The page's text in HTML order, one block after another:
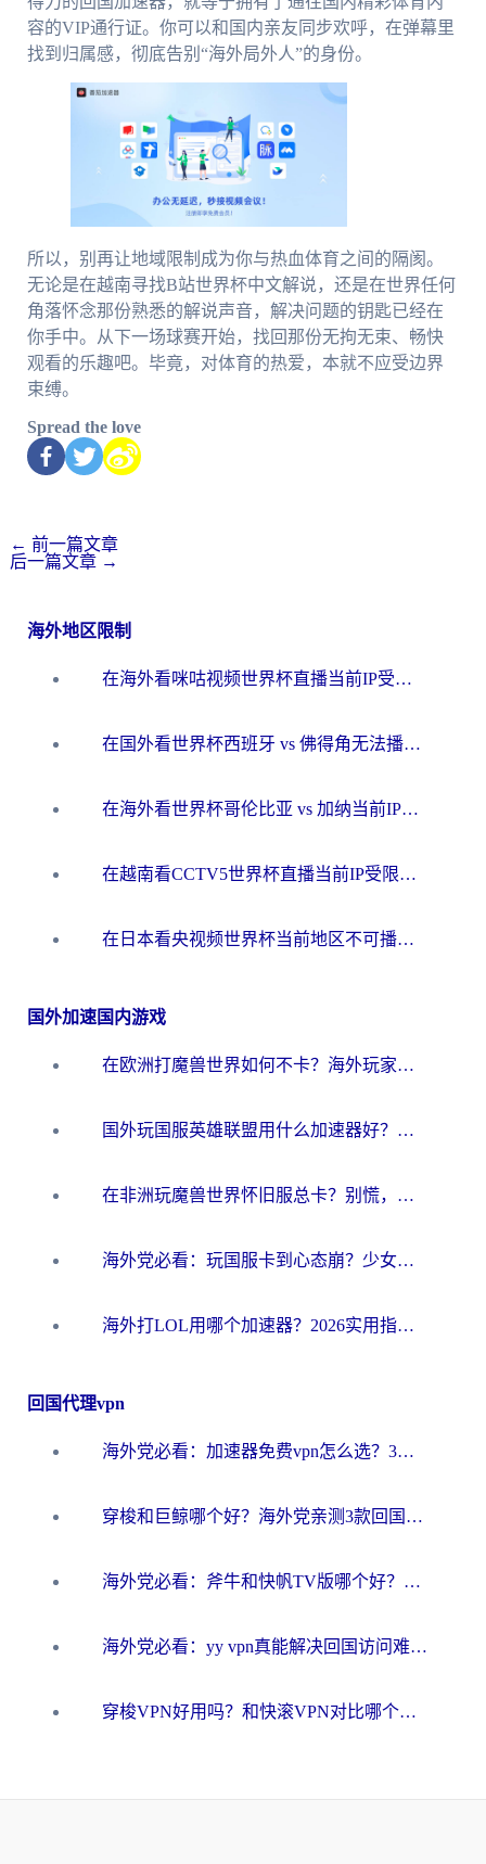
容的VIP通行证。你可以和国内亲友同步欢呼，在弹幕里
找到归属感，彻底告别“海外局外人”的身份。
所以，别再让地域限制成为你与热血体育之间的隔阂。
无论是在越南寻找B站世界杯中文解说，还是在世界任何
角落怀念那份熟悉的解说声音，解决问题的钥匙已经在
你手中。从下一场球赛开始，找回那份无拘无束、畅快
观看的乐趣吧。毕竟，对体育的热爱，本就不应受边界
束缚。
Spread the love
← 前一篇文章
后一篇文章 →
海外地区限制
在海外看咪咕视频世界杯直播当前IP受限制？这篇指南帮你搞定所有体育赛事观看难题
在国外看世界杯西班牙 vs 佛得角无法播放？这篇指南帮你解锁所有中文体育直播
在海外看世界杯哥伦比亚 vs 加纳当前IP受限制？这篇指南帮你流畅看中文解说赛事
在越南看CCTV5世界杯直播当前IP受限制？海外党体育观赛终极指南来了
在日本看央视频世界杯当前地区不可播放？海外党体育观赛终极指南
国外加速国内游戏
在欧洲打魔兽世界如何不卡？海外玩家的国服游戏加速终极攻略
国外玩国服英雄联盟用什么加速器好？海外党亲测有效的国服游戏加速指南
在非洲玩魔兽世界怀旧服总卡？别慌，这份指南帮你丝滑开荒
海外党必看：玩国服卡到心态崩？少女前线云图计划加速器免费推荐+碧蓝航线足球世界流畅攻略
海外打LOL用哪个加速器？2026实用指南：从延迟到设备适配，一篇解决你的国服游戏痛点
回国代理vpn
海外党必看：加速器免费vpn怎么选？3步教你无缝访问国内资源
穿梭和巨鲸哪个好？海外党亲测3款回国加速器，教你避开90%的坑
海外党必看：斧牛和快帆TV版哪个好？3分钟选对回国加速器，无缝刷B站、追热剧
海外党必看：yy vpn真能解决回国访问难题？附云极initap测评+免费方案对比
穿梭VPN好用吗？和快滚VPN对比哪个回国效果更好？海外党选回国加速器必看指南